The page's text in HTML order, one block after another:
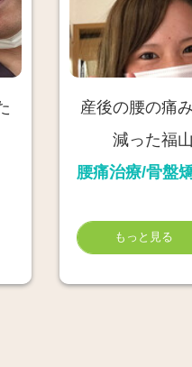
産後の腰の痛
減った福
腰痛治療/骨盤
もっと見る